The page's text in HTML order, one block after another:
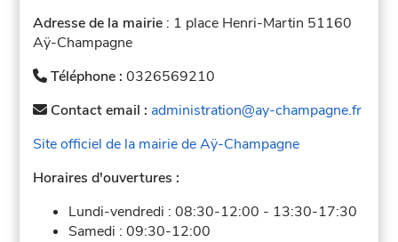
Adresse de la mairie : 1 place Henri-Martin 51160
Aÿ-Champagne
Téléphone :0326569210
Contact email : administration@ay-champagne.fr
Site officiel de la mairie de Aÿ-Champagne
Horaires d'ouvertures :
Lundi-vendredi :08:30-12:00 - 13:30-17:30
Samedi :09:30-12:00